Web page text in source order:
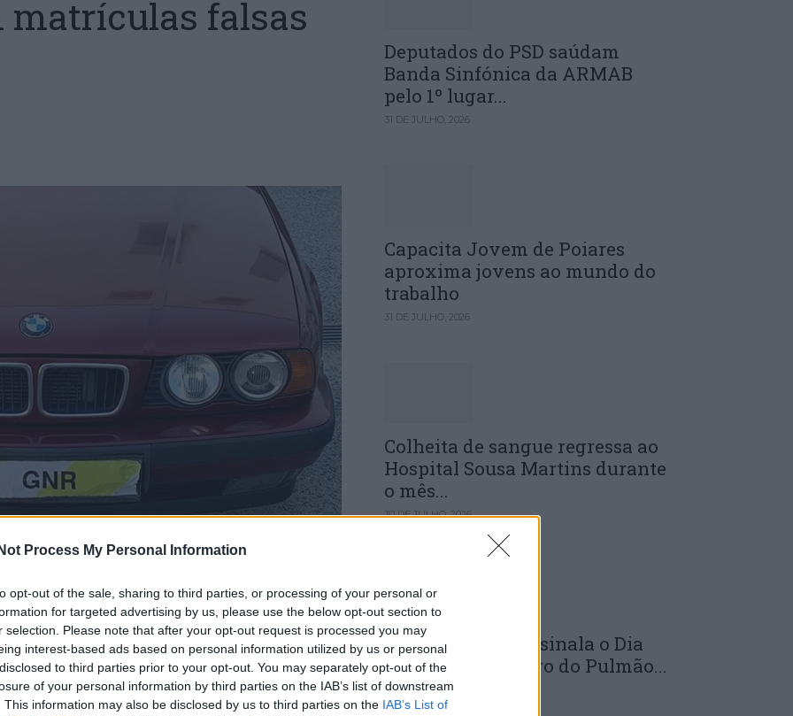
Process My Personal Information
opt-out of the sale, sharing to third parties, or processing of your personal or
for targeted advertising by us, please use the below opt-out section to
selection. Please note that after your opt-out request is processed you may
interest-based ads based on personal information utilized by us or personal
to third parties prior to your opt-out. You may separately opt-out of the
of your personal information by third parties on the IAB’s list of downstream
This information may also be disclosed by us to third parties on the IAB’s List of
matrículas falsas
denúncia por falsificação de matrícula
Nacional Republicana (GNR) deteve, na
crime de falsificação de matrícula no concelho
aTVCteve acesso.
Deputados do PSD saúdam
Banda Sinfónica da ARMAB
pelo 1º lugar...
31 DE JULHO, 2026
Capacita Jovem de Poiares
aproxima jovens ao mundo do
trabalho
31 DE JULHO, 2026
Colheita de sangue regressa ao
Hospital Sousa Martins durante
o mês...
30 DE JULHO, 2026
ULS da Guarda assinala o Dia
Mundial do Cancro do Pulmão...
30 DE JULHO, 2026